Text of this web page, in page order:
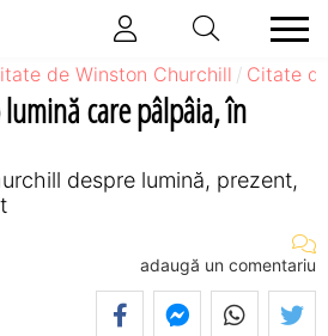
de Winston Churchill Citate
care pâlpâia, în
despre lumină, prezent,
adaugă un comentariu